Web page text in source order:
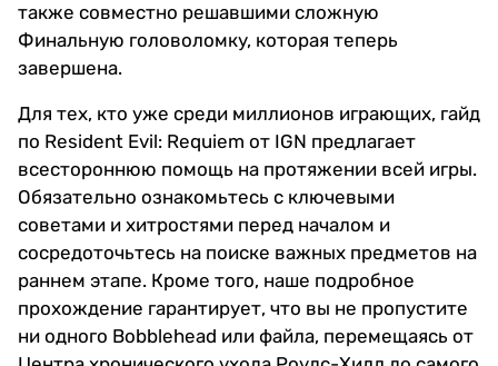
также совместно решавшими сложную
Финальную головоломку, которая теперь
завершена.
Для тех, кто уже среди миллионов играющих, гайд
по Resident Evil: Requiem от IGN предлагает
всестороннюю помощь на протяжении всей игры.
Обязательно ознакомьтесь с ключевыми
советами и хитростями перед началом и
сосредоточьтесь на поиске важных предметов на
раннем этапе. Кроме того, наше подробное
прохождение гарантирует, что вы не пропустите
ни одного Bobblehead или файла, перемещаясь от